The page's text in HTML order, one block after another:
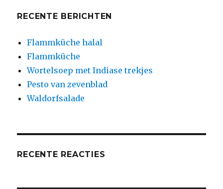
RECENTE BERICHTEN
Flammküche halal
Flammküche
Wortelsoep met Indiase trekjes
Pesto van zevenblad
Waldorfsalade
RECENTE REACTIES